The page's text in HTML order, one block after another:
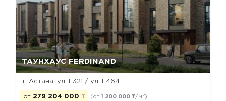
ТАУНХАУС FERDINAND
г. Астана, ул. Е321 / ул. Е464
от 279 204 000 ₸ (от 1 200 000 ₸/м 2)
Да, удалить Отмена